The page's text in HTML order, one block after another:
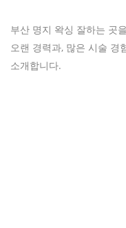
부산 명지 왁싱 잘하는 곳
오랜 경력과, 많은 시술 경
소개합니다.